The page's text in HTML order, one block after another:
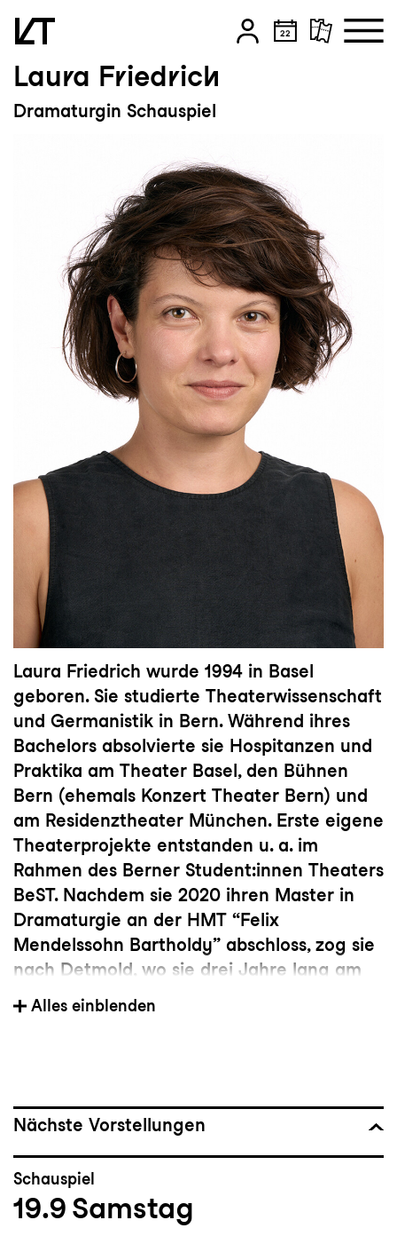
Zum Hauptinhalt springen
Zum Footer springen
Laura Friedrich
Dramaturgin Schauspiel
Laura Friedrich wurde 1994 in Basel
geboren. Sie studierte Theaterwissenschaft
und Germanistik in Bern. Während ihres
Bachelors absolvierte sie Hospitanzen und
Praktika am Theater Basel, den Bühnen
Bern (ehemals Konzert Theater Bern) und
am Residenztheater München. Erste eigene
Theaterprojekte entstanden u. a. im
Rahmen des Berner Student:innen Theaters
BeST. Nachdem sie 2020 ihren Master in
Dramaturgie an der HMT “Felix
Mendelssohn Bartholdy” abschloss, zog sie
nach Detmold, wo sie drei Jahre lang am
Landestheater Detmold engagiert war. Ab
der Spielzeit 2023/24 ist sie
Alles einblenden
Nächste Vorstellungen
Schauspiel
19.9 Samstag